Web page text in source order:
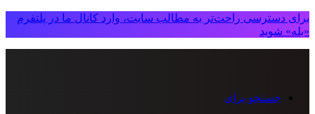
برای دسترسی راحت‌تر به مطالب سایت، وارد کانال ما در پلتفرم
«بله» شوید
جستجو برای